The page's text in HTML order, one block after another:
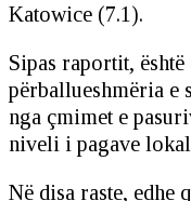
Katowice (7.1).
Sipas raportit, është
përballueshmëria e
nga çmimet e
niveli i pagave
Në disa raste, edhe